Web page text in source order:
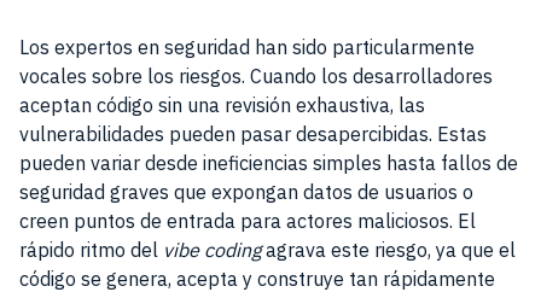
Los expertos en seguridad han sido particularmente
vocales sobre los riesgos. Cuando los desarrolladores
aceptan código sin una revisión exhaustiva, las
vulnerabilidades pueden pasar desapercibidas. Estas
pueden variar desde ineficiencias simples hasta fallos de
seguridad graves que expongan datos de usuarios o
creen puntos de entrada para actores maliciosos. El
rápido ritmo del vibe codingagrava este riesgo, ya que el
código se genera, acepta y construye tan rápidamente